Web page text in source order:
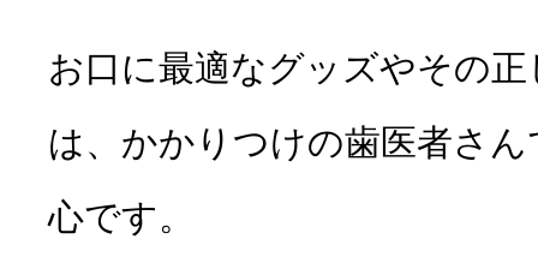
お口に最適なグッズやその
は、かかりつけの歯医者さ
心です。